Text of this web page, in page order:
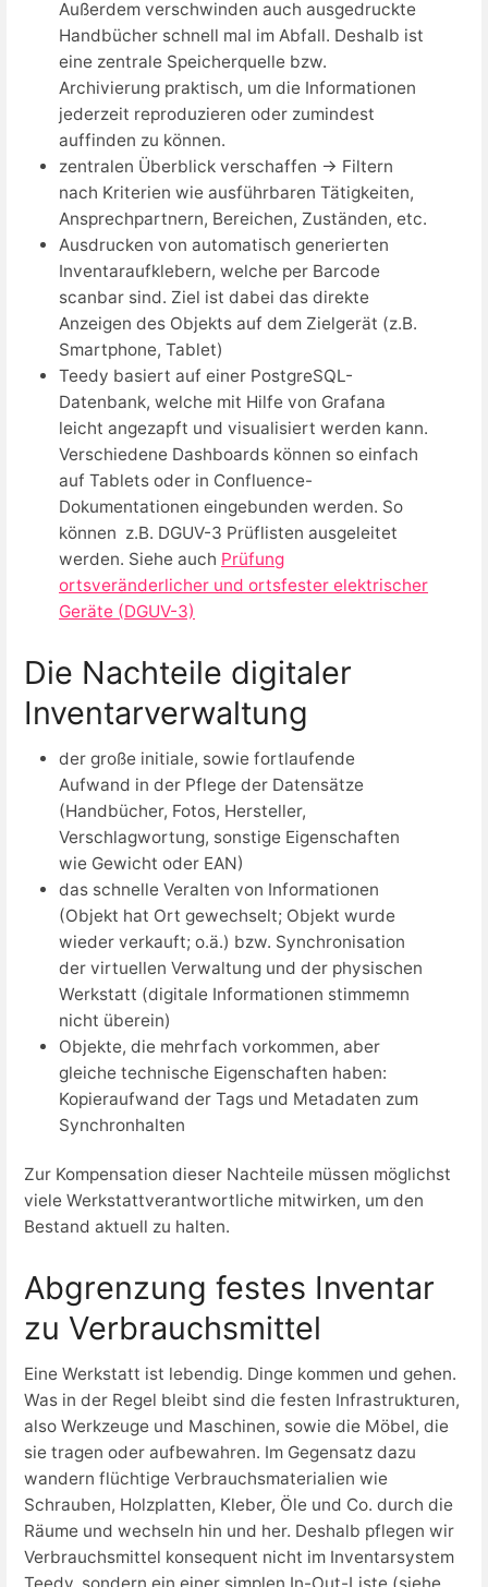
Außerdem verschwinden auch ausgedruckte
Handbücher schnell mal im Abfall. Deshalb ist
eine zentrale Speicherquelle bzw.
Archivierung praktisch, um die Informationen
jederzeit reproduzieren oder zumindest
auffinden zu können.
zentralen Überblick verschaffen → Filtern
nach Kriterien wie ausführbaren Tätigkeiten,
Ansprechpartnern, Bereichen, Zuständen, etc.
Ausdrucken von automatisch generierten
Inventaraufklebern, welche per Barcode
scanbar sind. Ziel ist dabei das direkte
Anzeigen des Objekts auf dem Zielgerät (z.B.
Smartphone, Tablet)
Teedy basiert auf einer PostgreSQL-
Datenbank, welche mit Hilfe von Grafana
leicht angezapft und visualisiert werden kann.
Verschiedene Dashboards können so einfach
auf Tablets oder in Confluence-
Dokumentationen eingebunden werden. So
können z.B. DGUV-3 Prüflisten ausgeleitet
werden. Siehe auch Prüfung
ortsveränderlicher und ortsfester elektrischer
Geräte (DGUV-3)
Die Nachteile digitaler
Inventarverwaltung
der große initiale, sowie fortlaufende
Aufwand in der Pflege der Datensätze
(Handbücher, Fotos, Hersteller,
Verschlagwortung, sonstige Eigenschaften
wie Gewicht oder EAN)
das schnelle Veralten von Informationen
(Objekt hat Ort gewechselt; Objekt wurde
wieder verkauft; o.ä.) bzw. Synchronisation
der virtuellen Verwaltung und der physischen
Werkstatt (digitale Informationen stimmemn
nicht überein)
Objekte, die mehrfach vorkommen, aber
gleiche technische Eigenschaften haben:
Kopieraufwand der Tags und Metadaten zum
Synchronhalten
Zur Kompensation dieser Nachteile müssen möglichst
viele Werkstattverantwortliche mitwirken, um den
Bestand aktuell zu halten.
Abgrenzung festes Inventar
zu Verbrauchsmittel
Eine Werkstatt ist lebendig. Dinge kommen und gehen.
Was in der Regel bleibt sind die festen Infrastrukturen,
also Werkzeuge und Maschinen, sowie die Möbel, die
sie tragen oder aufbewahren. Im Gegensatz dazu
wandern flüchtige Verbrauchsmaterialien wie
Schrauben, Holzplatten, Kleber, Öle und Co. durch die
Räume und wechseln hin und her. Deshalb pflegen wir
Verbrauchsmittel konsequent nicht im Inventarsystem